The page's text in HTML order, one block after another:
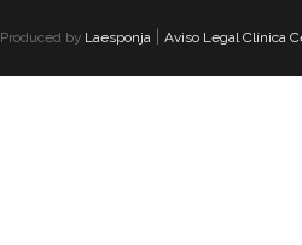
Produced by Laesponja Aviso Legal Clínica